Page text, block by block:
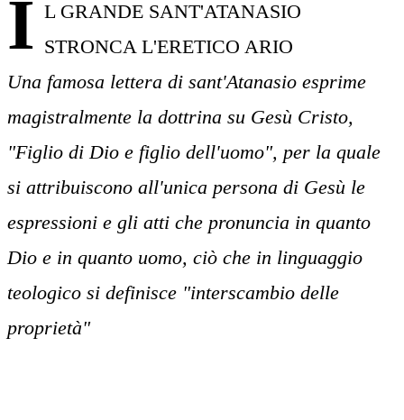
I L GRANDE SANT'ATANASIO
STRONCA L'ERETICO ARIO
Una famosa lettera di sant'Atanasio esprime
magistralmente la dottrina su Gesù Cristo,
"Figlio di Dio e figlio dell'uomo", per la quale
si attribuiscono all'unica persona di Gesù le
espressioni e gli atti che pronuncia in quanto
Dio e in quanto uomo, ciò che in linguaggio
teologico si definisce "interscambio delle
proprietà"